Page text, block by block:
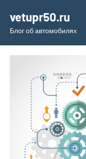
содержимому
vetupr50.ru
Блог об автомобилях